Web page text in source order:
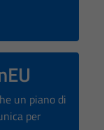
un piano di
per